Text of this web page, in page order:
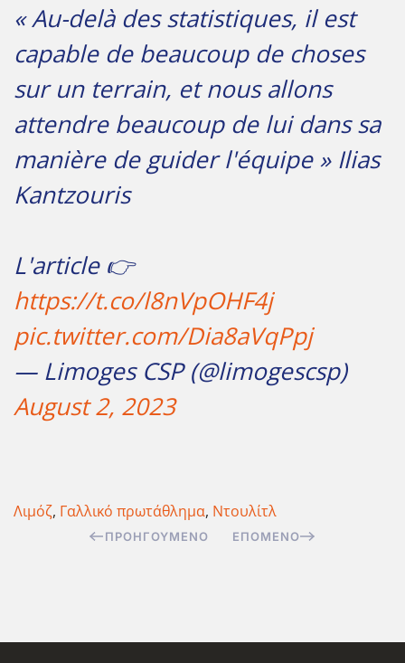
« Au-delà des statistiques, il est
capable de beaucoup de choses
sur un terrain, et nous allons
attendre beaucoup de lui dans sa
manière de guider l'équipe » Ilias
Kantzouris
L'article 👉
https://t.co/l8nVpOHF4j
pic.twitter.com/Dia8aVqPpj
— Limoges CSP (@limogescsp)
August 2, 2023
Λιμόζ, Γαλλικό πρωτάθλημα, Ντουλίτλ
ΠΡΟΗΓΟΎΜΕΝΟ ΕΠΌΜΕΝΟ